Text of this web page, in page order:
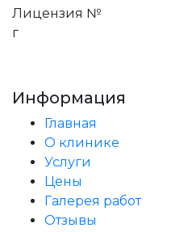
Лицензия №
г
Информация
Главная
О клинике
Услуги
Цены
Галерея работ
Отзывы